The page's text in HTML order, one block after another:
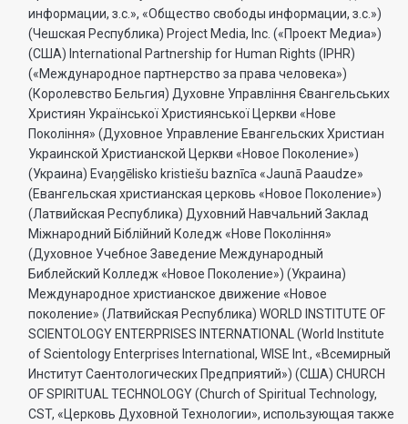
информации, з.с.», «Общество свободы информации, з.с.»)
(Чешская Республика) Project Media, Inc. («Проект Медиа»)
(США) International Partnership for Human Rights (IPHR)
(«Международное партнерство за права человека»)
(Королевство Бельгия) Духовне Управлiння Євангельських
Християн Української Християнської Церкви «Нове
Поколiння» (Духовное Управление Евангельских Христиан
Украинской Христианской Церкви «Новое Поколение»)
(Украина) Evaņgēlisko kristiešu baznīca «Jaunā Paaudze»
(Евангельская христианская церковь «Новое Поколение»)
(Латвийская Республика) Духовний Навчальний Заклад
Міжнародний Біблійний Коледж «Нове Покоління»
(Духовное Учебное Заведение Международный
Библейский Колледж «Новое Поколение») (Украина)
Международное христианское движение «Новое
поколение» (Латвийская Республика) WORLD INSTITUTE OF
SCIENTOLOGY ENTERPRISES INTERNATIONAL (World Institute
of Scientology Enterprises International, WISE Int., «Всемирный
Институт Саентологических Предприятий») (США) CHURCH
OF SPIRITUAL TECHNOLOGY (Church of Spiritual Technology,
CST, «Церковь Духовной Технологии», использующая также